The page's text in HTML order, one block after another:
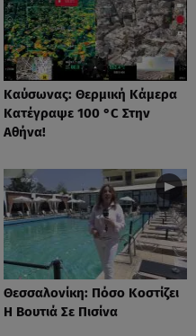
Καύσωνας: Θερμική Κάμερα
Κατέγραψε 100 °C Στην
Αθήνα!
Θεσσαλονίκη: Πόσο Κοστίζει
Η Βουτιά Σε Πισίνα